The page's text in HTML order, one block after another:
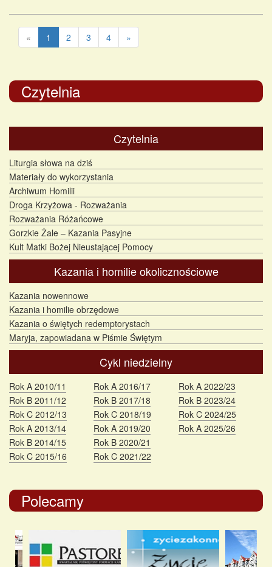
« 1 2 3 4 »
Czytelnia
Czytelnia
Liturgia słowa na dziś
Materiały do wykorzystania
Archiwum Homilii
Droga Krzyżowa - Rozważania
Rozważania Różańcowe
Gorzkie Żale – Kazania Pasyjne
Kult Matki Bożej Nieustającej Pomocy
Kazania i homilie okolicznościowe
Kazania nowennowe
Kazania i homilie obrzędowe
Kazania o świętych redemptorystach
Maryja, zapowiadana w Piśmie Świętym
Cykl niedzielny
Rok A 2010/11
Rok B 2011/12
Rok C 2012/13
Rok A 2013/14
Rok B 2014/15
Rok C 2015/16
Rok A 2016/17
Rok B 2017/18
Rok C 2018/19
Rok A 2019/20
Rok B 2020/21
Rok C 2021/22
Rok A 2022/23
Rok B 2023/24
Rok C 2024/25
Rok A 2025/26
Polecamy